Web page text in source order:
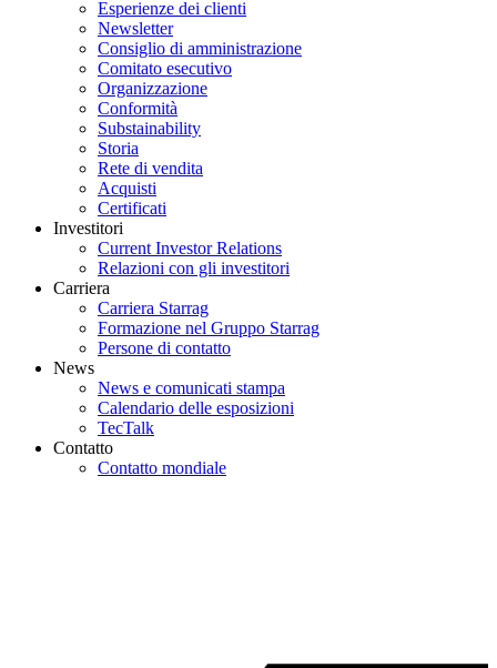
Esperienze dei clienti
Newsletter
Consiglio di amministrazione
Comitato esecutivo
Organizzazione
Conformità
Substainability
Storia
Rete di vendita
Acquisti
Certificati
Investitori
Current Investor Relations
Relazioni con gli investitori
Carriera
Carriera Starrag
Formazione nel Gruppo Starrag
Persone di contatto
News
News e comunicati stampa
Calendario delle esposizioni
TecTalk
Contatto
Contatto mondiale